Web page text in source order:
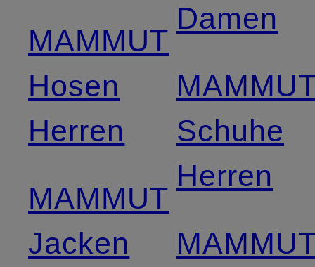
MAMMUT
Hosen
Herren
MAMMUT
Jacken
Damen
Schuhe
Herren